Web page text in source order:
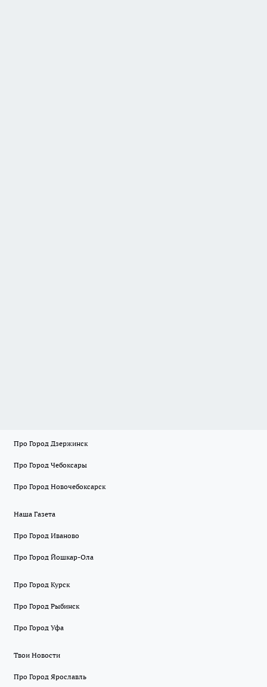
Про Город Дзержинск
Про Город Чебоксары
Про Город Новочебоксарск
Наша Газета
Про Город Иваново
Про Город Йошкар-Ола
Про Город Курск
Про Город Рыбинск
Про Город Уфа
Твои Новости
Про Город Ярославль